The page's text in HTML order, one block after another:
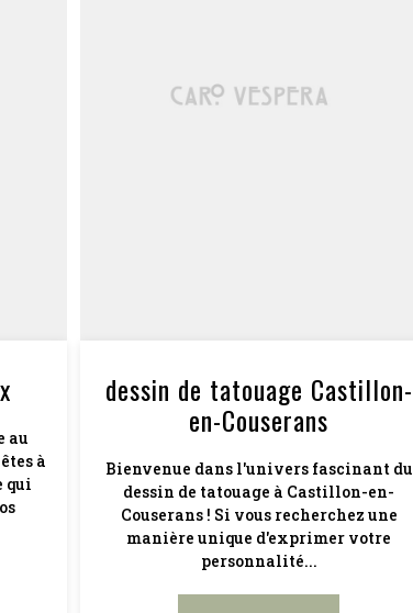
au
à
qui
dessin de tatouage Castillon-
en-Couserans
Bienvenue dans l'univers fascinant du
dessin de tatouage à Castillon-en-
Couserans ! Si vous recherchez une
manière unique d'exprimer votre
personnalité...